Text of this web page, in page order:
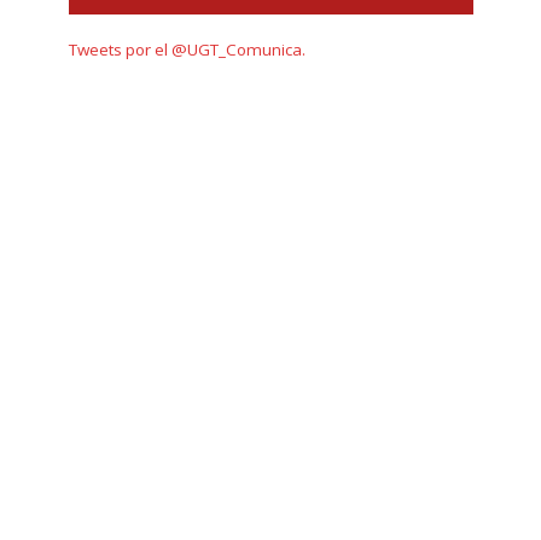
Tweets por el @UGT_Comunica.